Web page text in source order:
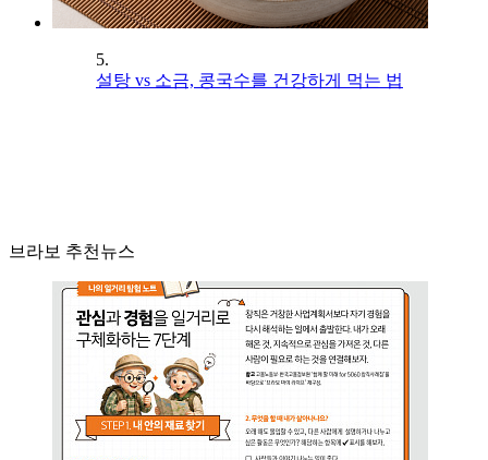
5.
설탕 vs 소금, 콩국수를 건강하게 먹는 법
브라보 추천뉴스